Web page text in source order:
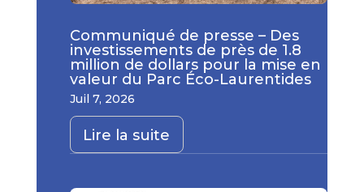
Communiqué de presse – Des
investissements de près de 1.8
million de dollars pour la mise en
valeur du Parc Éco-Laurentides
Juil 7, 2026
Lire la suite